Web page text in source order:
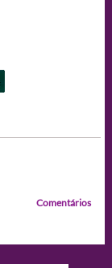
Comentários